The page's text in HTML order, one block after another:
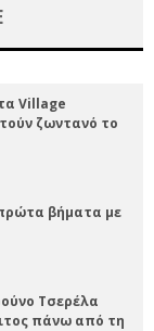
Village
ζωντανό το
βήματα με
Τσερέλα
πάνω από τη